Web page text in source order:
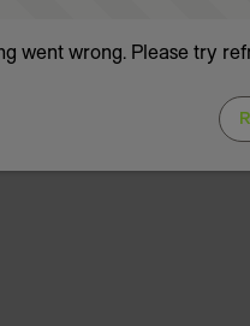
went wrong. Please try